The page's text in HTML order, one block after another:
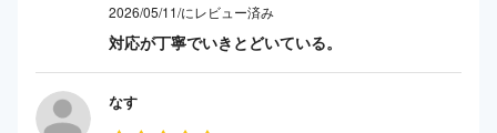
2026/05/11/にレビュー済み
対応が丁寧でいきとどいている。
なす